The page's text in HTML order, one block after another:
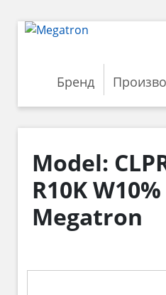
Бренд
Model:
R10K
Megatron